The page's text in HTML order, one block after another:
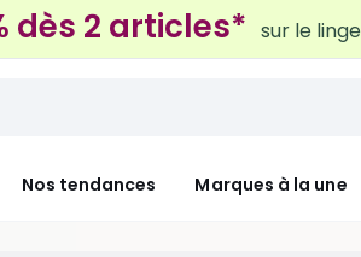
Nos tendances Marques à la une